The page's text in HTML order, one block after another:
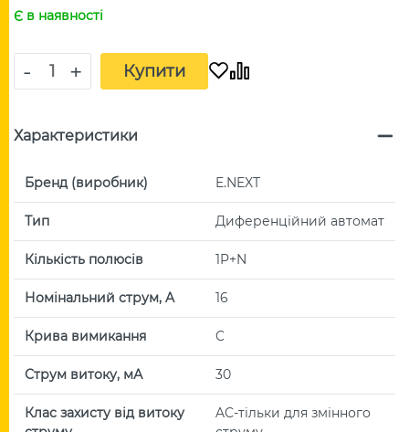
Є в наявності
- + Купити
Характеристики
Бренд (виробник) E.NEXT
Тип Диференційний автомат
Кількість полюсів 1P+N
Номінальний струм, A 16
Крива вимикання C
Струм витоку, мА 30
Клас захисту від витоку
AC-тільки для змінного